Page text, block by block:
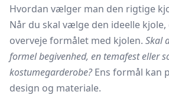
Hvordan vælger man den rigtige
Når du skal vælge den ideelle
overveje formålet med kjolen. Skal
formel begivenhed, en temafest eller
kostumegarderobe?Ens formål kan
design og materiale.